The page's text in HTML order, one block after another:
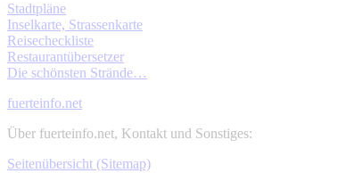
Stadtpläne
Inselkarte, Strassenkarte
Reisecheckliste
Restaurantübersetzer
Die schönsten Strände…
fuerteinfo.net
Über fuerteinfo.net, Kontakt und Sonstiges:
Seitenübersicht (Sitemap)